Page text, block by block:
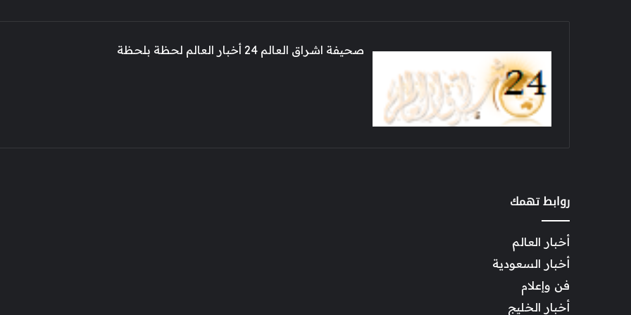
صحيفة اشراق العالم 24 أخبار العالم لحظة بلحظة
روابط تهمك
أخبار العالم
أخبار السعودية
فن وإعلام
أخبار الخليج